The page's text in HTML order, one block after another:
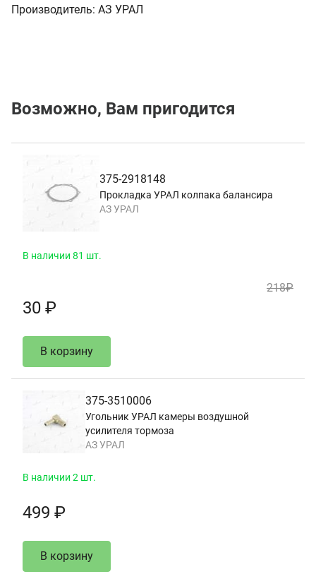
Производитель: АЗ УРАЛ
Возможно, Вам пригодится
375-2918148
Прокладка УРАЛ колпака балансира
АЗ УРАЛ
В наличии 81 шт.
218₽
30 ₽
В корзину
375-3510006
Угольник УРАЛ камеры воздушной
усилителя тормоза
АЗ УРАЛ
В наличии 2 шт.
499 ₽
В корзину